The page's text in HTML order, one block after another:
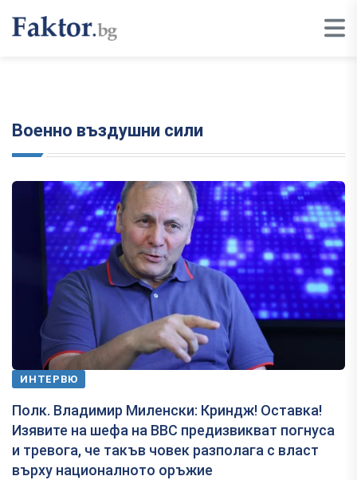
Военно въздушни сили
ИНТЕРВЮ
Полк. Владимир Миленски: Криндж! Оставка!
Изявите на шефа на ВВС предизвикват погнуса
и тревога, че такъв човек разполага с власт
върху националното оръжие